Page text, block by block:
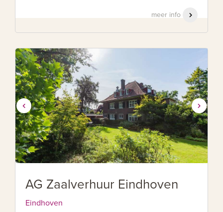
meer info
AG Zaalverhuur Eindhoven
Eindhoven